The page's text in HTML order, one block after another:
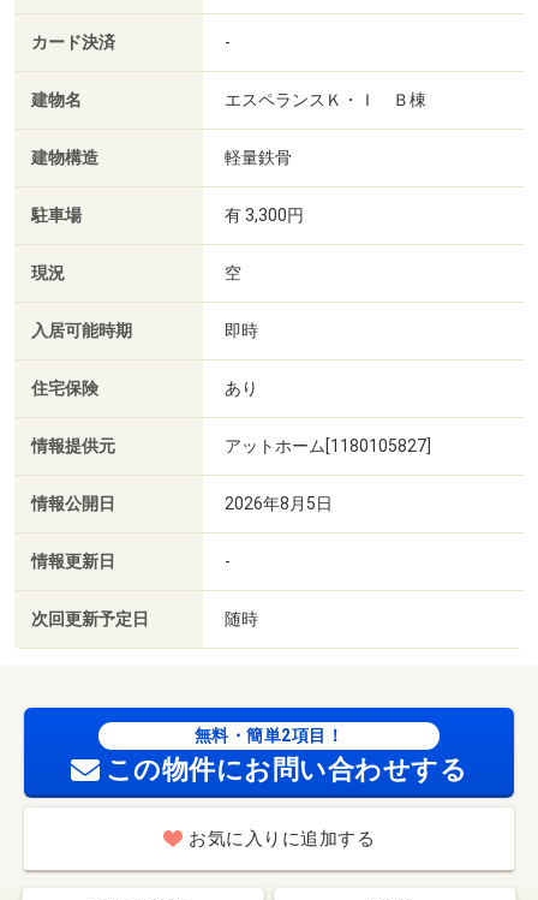
カード決済 -
建物名 エスペランスＫ・Ｉ Ｂ棟
建物構造 軽量鉄骨
駐車場 有 3,300円
現況 空
入居可能時期 即時
住宅保険 あり
情報提供元 アットホーム[1180105827]
情報公開日 2026年8月5日
情報更新日 -
次回更新予定日 随時
無料・簡単2項目！
この物件にお問い合わせする
お気に入りに追加する